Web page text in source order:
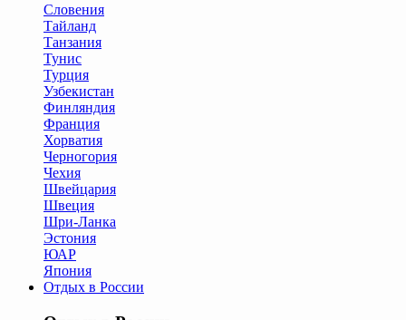
Словения
Тайланд
Танзания
Тунис
Турция
Узбекистан
Финляндия
Франция
Хорватия
Черногория
Чехия
Швейцария
Швеция
Шри-Ланка
Эстония
ЮАР
Япония
Отдых в России